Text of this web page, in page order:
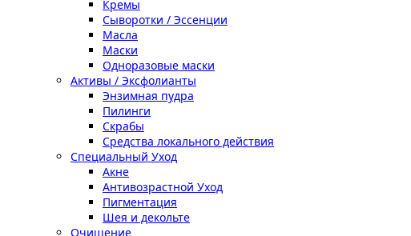
Кремы
Сыворотки / Эссенции
Масла
Маски
Одноразовые маски
Активы / Эксфолианты
Энзимная пудра
Пилинги
Скрабы
Средства локального действия
Специальный Уход
Акне
Антивозрастной Уход
Пигментация
Шея и декольте
Очищение